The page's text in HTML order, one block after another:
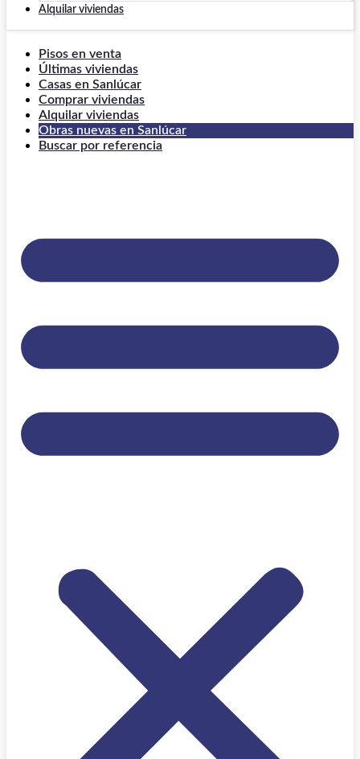
Alquilar viviendas
Pisos en venta
Últimas viviendas
Casas en Sanlúcar
Comprar viviendas
Alquilar viviendas
Obras nuevas en Sanlúcar
Buscar por referencia